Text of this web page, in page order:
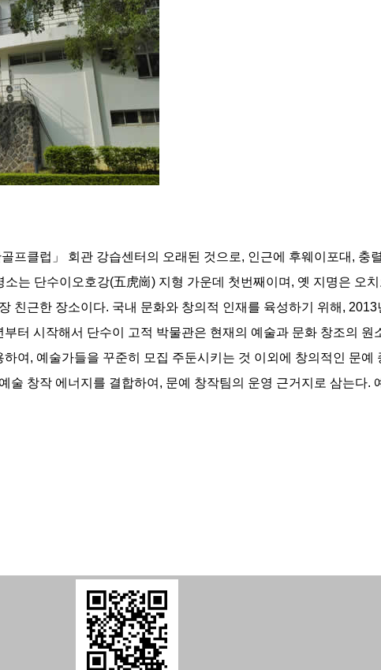
프클럽」 회관 강습센터의 오래된 것으로, 인근에 후웨이포대, 충
는 단수이오호강(五虎崗) 지형 가운데 첫번째이며, 옛 지명은 오
친근한 장소이다. 국내 문화와 창의적 인재를 육성하기 위해,
터 시작해서 단수이 고적 박물관은 현재의 예술과 문화 창조의
여, 예술가들을 꾸준히 모집 주둔시키는 것 이외에 창의적인 문
술 창작 에너지를 결합하여, 문예 창작팀의 운영 근거지로 삼는다